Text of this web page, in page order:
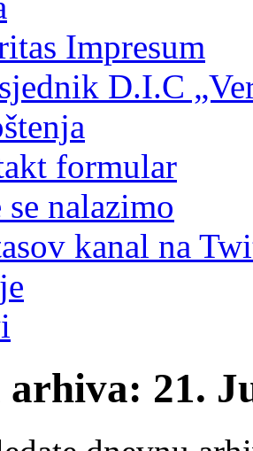
Impresum
D.I.C
formular
se nalazimo
kanal na
arhiva: 21.